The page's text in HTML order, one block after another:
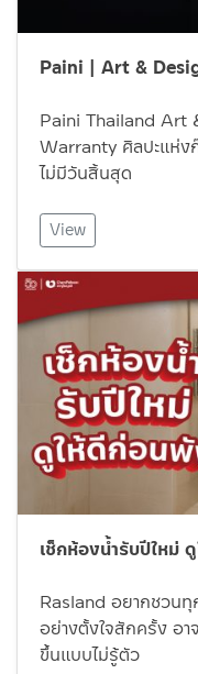
Paini | Art &
Paini Thailand Art
Warranty ศิลปะแห่ง
ไม่มีวันสิ้นสุด
View
เช็กห้องน้ำรับปีใหม่
Rasland อยากชวน
อย่างตั้งใจสักครั้ง อา
ขึ้นแบบไม่รู้ตัว